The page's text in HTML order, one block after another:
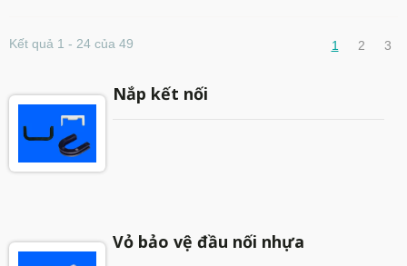
Kết quả 1 - 24 của 49 1 2 3
Nắp kết nối
Vỏ bảo vệ đầu nối nhựa